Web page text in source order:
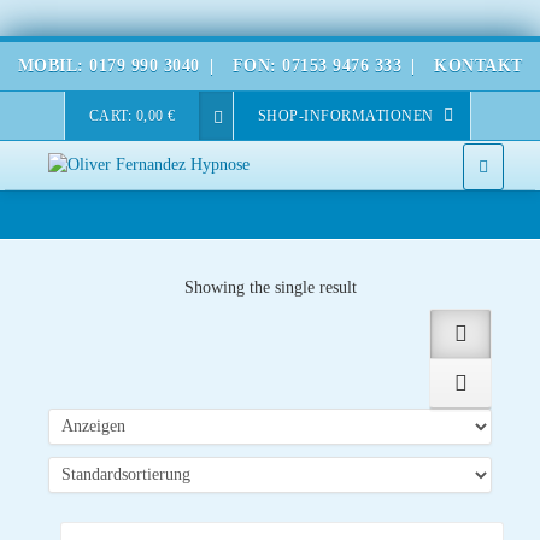
MOBIL: 0179 990 3040 FON: 07153 9476 333 KONTAKT
CART: 0,00€ SHOP-INFORMATIONEN
Showing the single result